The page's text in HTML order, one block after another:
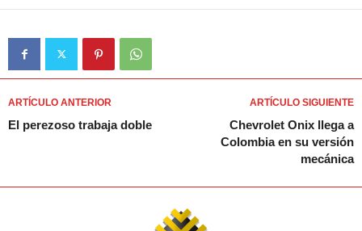
ARTÍCULO ANTERIOR
El perezoso trabaja doble
ARTÍCULO SIGUIENTE
Chevrolet Onix llega a
Colombia en su versión
mecánica